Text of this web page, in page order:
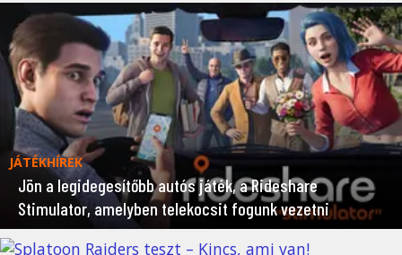
JÁTÉKHÍREK
Jön a legidegesítőbb autós játék, a Rideshare
Stimulator, amelyben telekocsit fogunk vezetni